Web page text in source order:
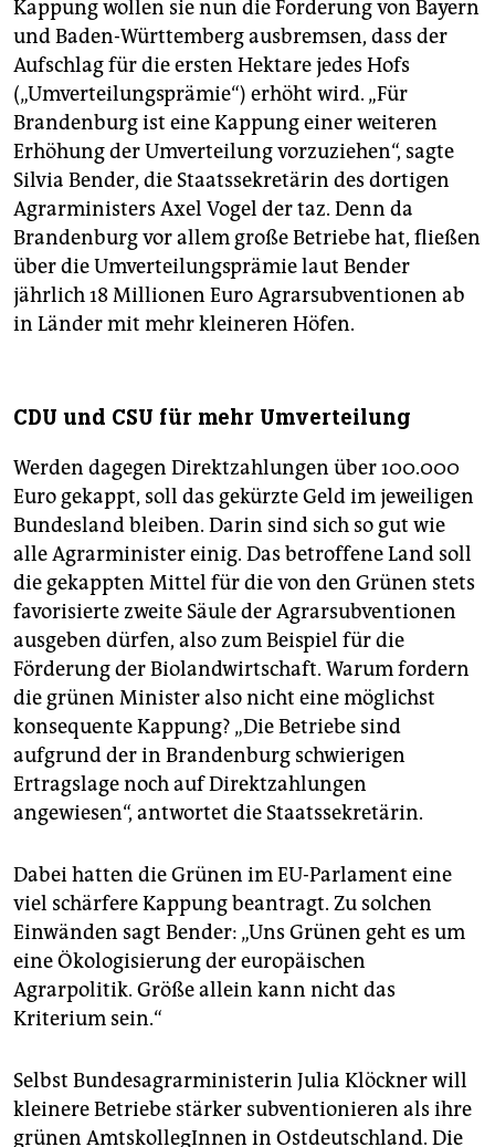
Kappung wollen sie nun die Forderung von Bayern
und Baden-Württemberg ausbremsen, dass der
Aufschlag für die ersten Hektare jedes Hofs
(„Umverteilungsprämie“) erhöht wird. „Für
Brandenburg ist eine Kappung einer weiteren
Erhöhung der Umverteilung vorzuziehen“, sagte
Silvia Bender, die Staatssekretärin des dortigen
Agrarministers Axel Vogel der taz. Denn da
Brandenburg vor allem große Betriebe hat, fließen
über die Umverteilungsprämie laut Bender
jährlich 18 Millionen Euro Agrarsubventionen ab
in Länder mit mehr kleineren Höfen.
CDU und CSU für mehr Umverteilung
Werden dagegen Direktzahlungen über 100.000
Euro gekappt, soll das gekürzte Geld im jeweiligen
Bundesland bleiben. Darin sind sich so gut wie
alle Agrarminister einig. Das betroffene Land soll
die gekappten Mittel für die von den Grünen stets
favorisierte zweite Säule der Agrarsubventionen
ausgeben dürfen, also zum Beispiel für die
Förderung der Biolandwirtschaft. Warum fordern
die grünen Minister also nicht eine möglichst
konsequente Kap­pung? „Die Betriebe sind
aufgrund der in Brandenburg schwierigen
Ertragslage noch auf Direktzahlungen
angewiesen“, antwortet die Staatssekretärin.
Dabei hatten die Grünen im EU-Parlament eine
viel schärfere Kappung beantragt. Zu solchen
Einwänden sagt Bender: „Uns Grünen geht es um
eine Ökologisierung der europäischen
Agrarpolitik. Größe allein kann nicht das
Kriterium sein.“
Selbst Bundesagrarministerin Julia Klöckner will
kleinere Betriebe stärker subventionieren als ihre
grünen AmtskollegInnen in Ostdeutschland. Die